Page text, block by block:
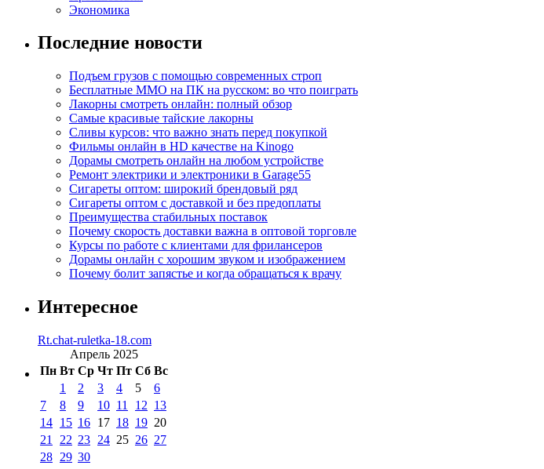
Экономика
Последние новости
Подъем грузов с помощью современных строп
Бесплатные MMO на ПК на русском: во что поиграть
Лакорны смотреть онлайн: полный обзор
Самые красивые тайские лакорны
Сливы курсов: что важно знать перед покупкой
Фильмы онлайн в HD качестве на Kinogo
Дорамы смотреть онлайн на любом устройстве
Ремонт электрики и электроники в Garage55
Сигареты оптом: широкий брендовый ряд
Сигареты оптом с доставкой и без предоплаты
Преимущества стабильных поставок
Почему скорость доставки важна в оптовой торговле
Курсы по работе с клиентами для фрилансеров
Дорамы онлайн с хорошим звуком и изображением
Почему болит запястье и когда обращаться к врачу
Интересное
Rt.chat-ruletka-18.com
Апрель 2025
Пн Вт Ср Чт Пт Сб Вс
1 2 3 4 5
6
7
8 9 10 11 12 13
14 15 16 17 18 19 20
21
22 23 24 25 26 27
28 29 30